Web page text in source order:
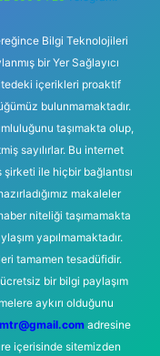
Bilgi Teknolojileri
bir Yer Sağlayıcı
içerikleri proaktif
bulunmamaktadır.
taşımakta olup,
sayılırlar. Bu internet
ile hiçbir bağlantısı
makaleler
niteliği taşımamakta
yapılmamaktadır.
tamamen tesadüfidir.
bir bilgi paylaşım
aykırı olduğunu
adresine
içerisinde sitemizden